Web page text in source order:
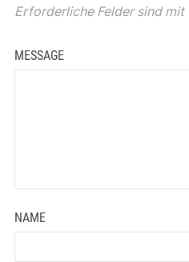
Erforderliche Felder sind mit
MESSAGE
NAME